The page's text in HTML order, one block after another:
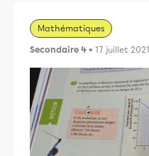
Mathématiques
Secondaire 4 • 17 juillet 2021